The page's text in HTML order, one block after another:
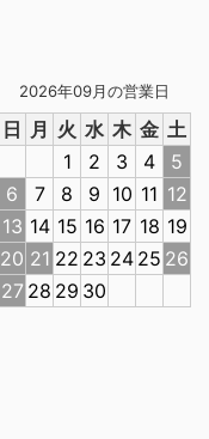
2026年09月の営業日
日 月 火 水 木 金 土
1
2 3 4
5
6
7 8 9 10 11 12
13 14 15 16 17 18 19
20 21 22 23 24 25 26
27 28 29 30